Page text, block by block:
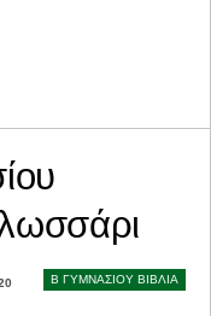
Β ΓΥΜΝΑΣΙΟΥ ΒΙΒΛΙΑ